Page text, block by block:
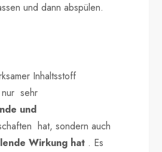
und dann abspülen.
Inhaltsstoff
sehr
und
hat, sondern auch
Wirkung hat . Es